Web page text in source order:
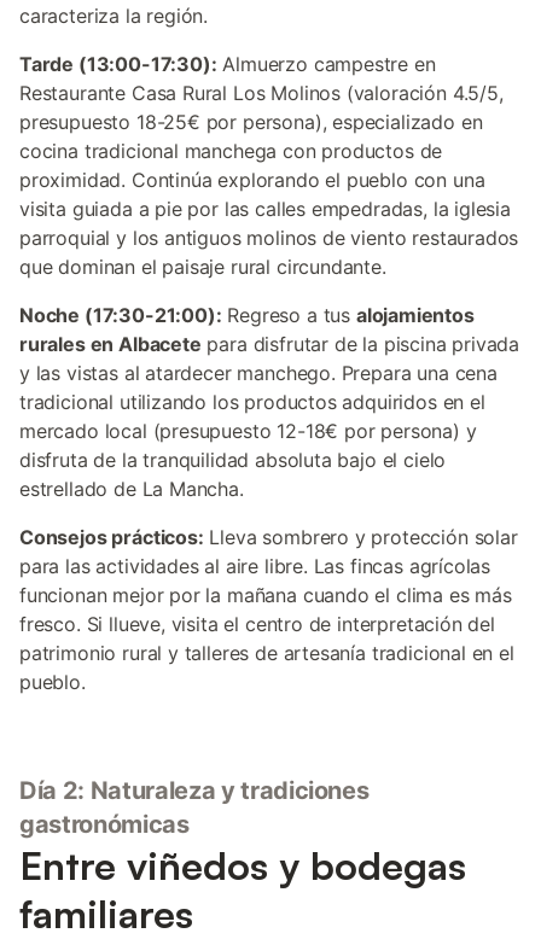
caracteriza la región.
Tarde (13:00-17:30): Almuerzo campestre en
Restaurante Casa Rural Los Molinos (valoración 4.5/5,
presupuesto 18-25€ por persona), especializado en
cocina tradicional manchega con productos de
proximidad. Continúa explorando el pueblo con una
visita guiada a pie por las calles empedradas, la iglesia
parroquial y los antiguos molinos de viento restaurados
que dominan el paisaje rural circundante.
Noche (17:30-21:00): Regreso a tus alojamientos
rurales en Albacete para disfrutar de la piscina privada
y las vistas al atardecer manchego. Prepara una cena
tradicional utilizando los productos adquiridos en el
mercado local (presupuesto 12-18€ por persona) y
disfruta de la tranquilidad absoluta bajo el cielo
estrellado de La Mancha.
Consejos prácticos: Lleva sombrero y protección solar
para las actividades al aire libre. Las fincas agrícolas
funcionan mejor por la mañana cuando el clima es más
fresco. Si llueve, visita el centro de interpretación del
patrimonio rural y talleres de artesanía tradicional en el
pueblo.
Día 2: Naturaleza y tradiciones
gastronómicas
Entre viñedos y bodegas
familiares